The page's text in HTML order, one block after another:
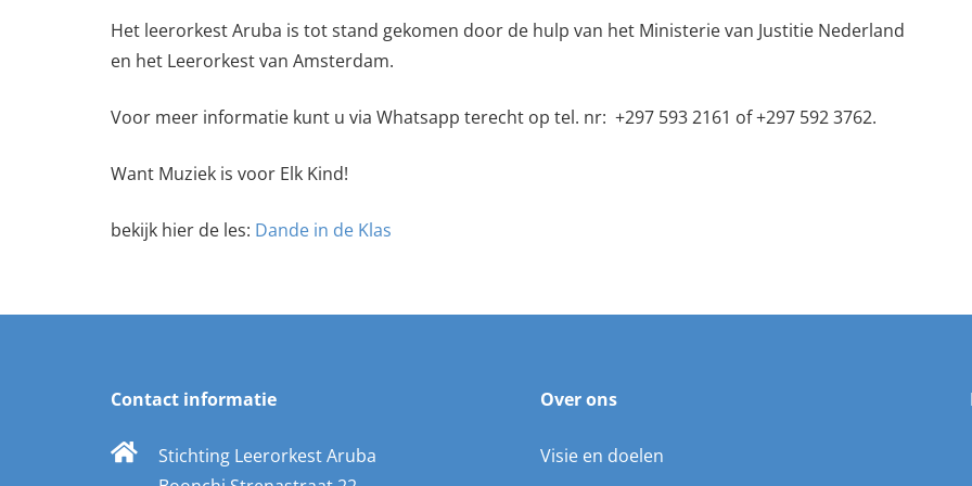
Het leerorkest Aruba is tot stand gekomen door de hulp van het Ministerie van Justitie Nederland
en het Leerorkest van Amsterdam.
Voor meer informatie kunt u via Whatsapp terecht op tel. nr: +297 593 2161 of +297 592 3762.
Want Muziek is voor Elk Kind!
bekijk hier de les: Dande in de Klas
Contact informatie
Stichting Leerorkest Aruba
Over ons
Visie en doelen